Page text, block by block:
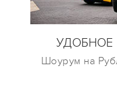
Шоурум на